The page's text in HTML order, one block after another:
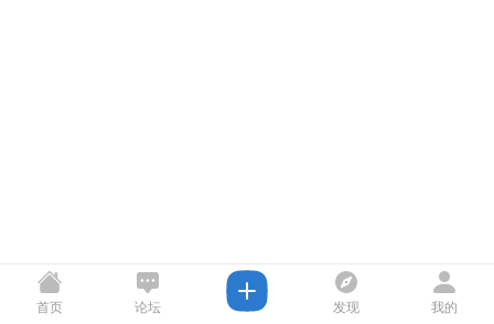
首页 论坛 发现 我的